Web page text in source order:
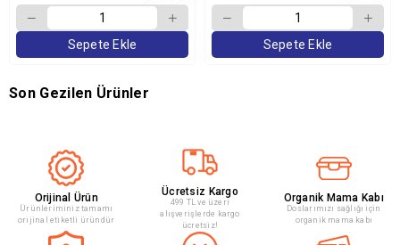
Sepete Ekle Sepete Ekle
Son Gezilen Ürünler
Orijinal Ürün
Ürünleriminiz tamamı
orijinal etiketli üründür
Ücretsiz Kargo
499 TL ve üzeri
alışverişlerde kargo
ücretsiz!
Organik Mama Kabı
Doslarımızı sağlığı için
organik mama kabı